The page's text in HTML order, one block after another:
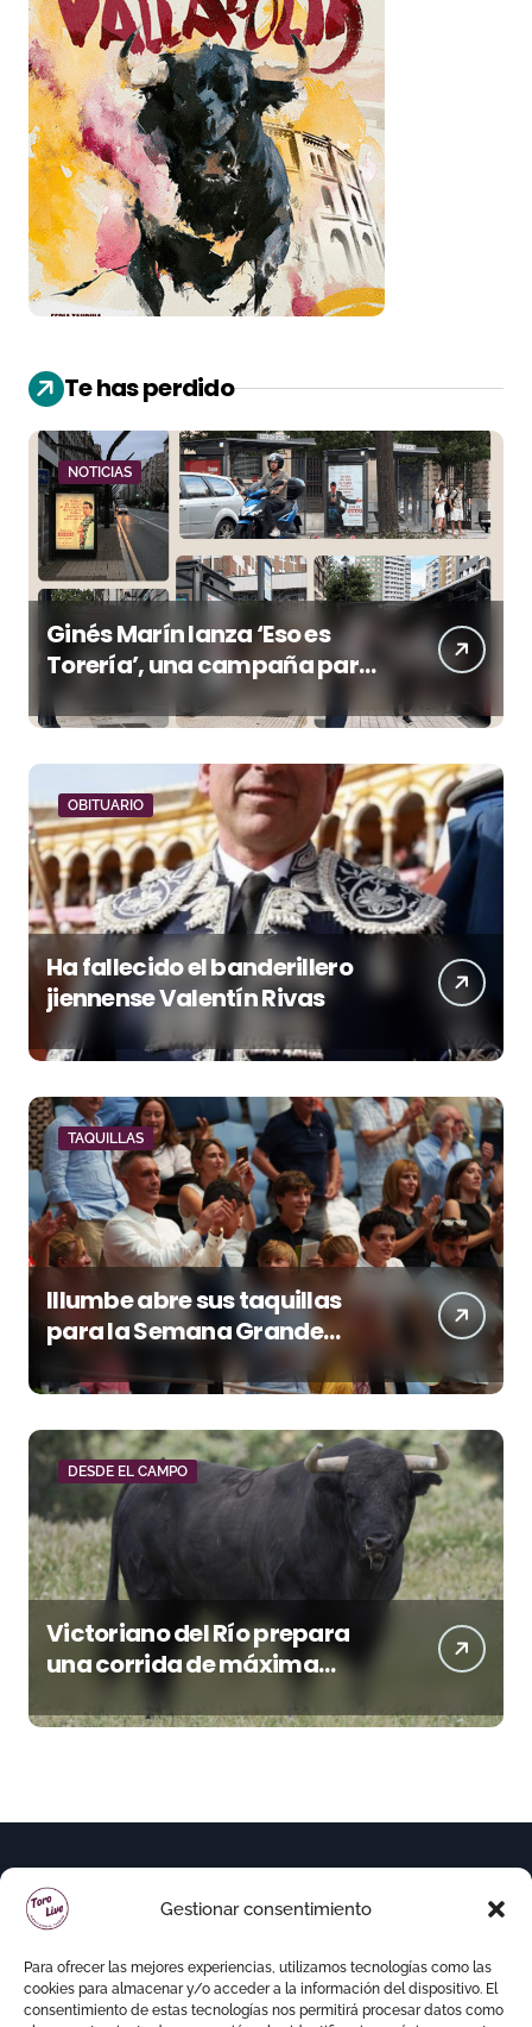
Gestionar consentimiento
Para ofrecer las mejores experiencias, utilizamos tecnologías como las
cookies para almacenar y/o acceder a la información del dispositivo. El
consentimiento de estas tecnologías nos permitirá procesar datos como
Te has perdido
NOTICIAS
Ginés Marín lanza ‘Eso es
Torería’, una campaña para
reivindicar los valores del
toreo más allá del ruedo
OBITUARIO
Ha fallecido el banderillero
jiennense Valentín Rivas
TAQUILLAS
Illumbe abre sus taquillas
para la Semana Grande
Donostiarra
DESDE EL CAMPO
Victoriano del Río prepara
una corrida de máxima
seriedad para Ciudad Real
(En Vídeo)